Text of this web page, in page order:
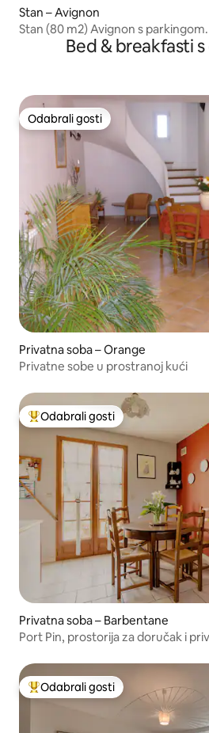
Stan – Avignon
Stan (80 m2) Avignon s parkingom.
Bed & breakfasti
Odabrali gosti
Odabrali gosti
Privatna soba – Orange
Privatne sobe u prostranoj kući
Među najviše rangiranima s
Odabrali gosti
Privatna soba – Barbentane
Port Pin, prostorija za doručak i
Među najviše rangiranima s
Odabrali gosti